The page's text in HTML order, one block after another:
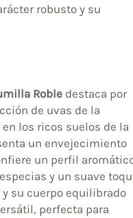
robusto y su
Roble destaca por
de uvas de la
los ricos suelos de la
un envejecimiento
un perfil
y un suave
su cuerpo equilibrado
perfecta para